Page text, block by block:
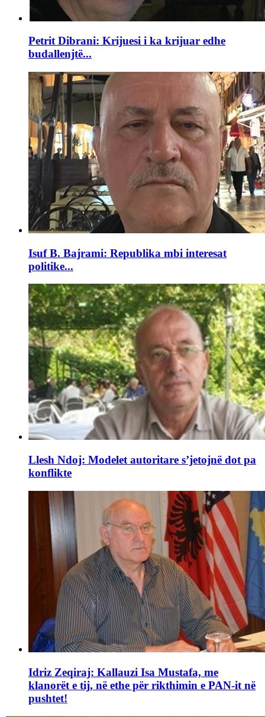
Petrit Dibrani: Krijuesi i ka krijuar edhe
budallenjtë...
Isuf B. Bajrami: Republika mbi interesat
politike...
Llesh Ndoj: Modelet autoritare s’jetojnë dot pa
konflikte
Idriz Zeqiraj: Kallauzi Isa Mustafa, me
klanorët e tij, në ethe për rikthimin e PAN-it në
pushtet!